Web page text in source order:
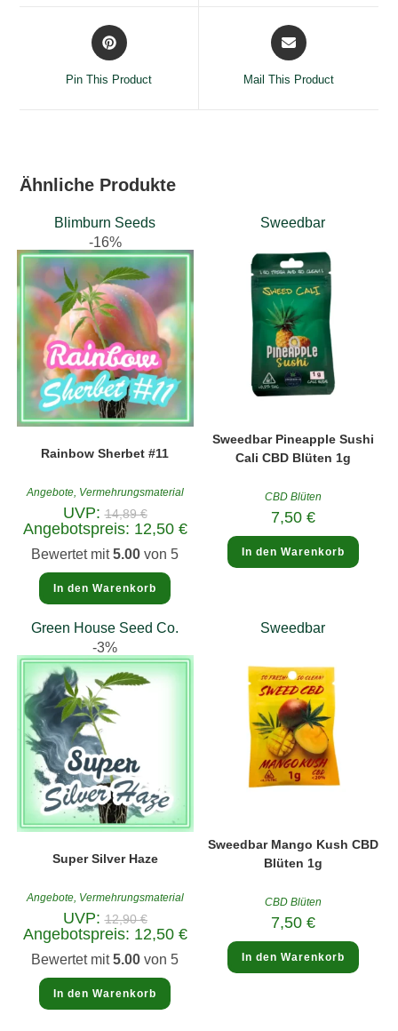
Opens
in
Pin This Product
Opens
in
Mail This Product
Ähnliche Produkte
Blimburn Seeds
-16%
Rainbow Sherbet #11
Angebote, Vermehrungsmaterial
UVP: 14,89€Ursprünglicher
Preis
war:
14,89 €
Angebotspreis: 12,50 €Aktueller
Preis
12,50 €.
Bewertet mit5.00 von 5
In den Warenkorb
Sweedbar
Sweedbar Pineapple Sushi
Cali CBD Blüten 1g
CBD Blüten
7,50 €
In den Warenkorb
Green House Seed Co.
-3%
Super Silver Haze
Angebote, Vermehrungsmaterial
UVP: 12,90€Ursprünglicher
Preis
war:
12,90 €
Angebotspreis: 12,50 €Aktueller
Preis
12,50 €.
Bewertet mit5.00 von 5
In den Warenkorb
Sweedbar
Sweedbar Mango Kush CBD
Blüten 1g
CBD Blüten
7,50 €
In den Warenkorb